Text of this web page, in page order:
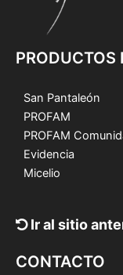
PRODUCTOS
San Pantaleón
PROFAM
PROFAM
Evidencia
Micelio
Ir al sitio
CONTACTO